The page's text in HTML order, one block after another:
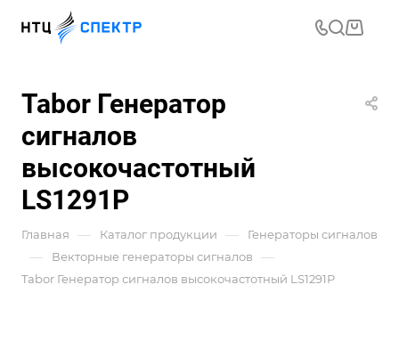
Tabor Генератор
сигналов
высокочастотный
LS1291P
Главная — Каталог продукции — Генераторы сигналов
— Векторные генераторы сигналов —
Tabor Генератор сигналов высокочастотный LS1291P